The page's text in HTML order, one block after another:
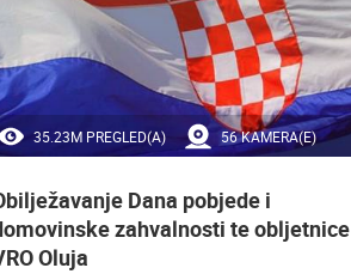
35.23M PREGLED(A) 56 KAMERA(E)
Dana pobjede i
zahvalnosti te obljetnice
Oluja